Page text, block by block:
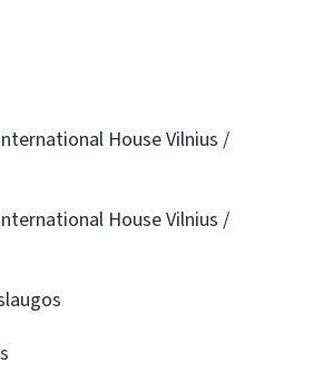
House Vilnius /
House Vilnius /